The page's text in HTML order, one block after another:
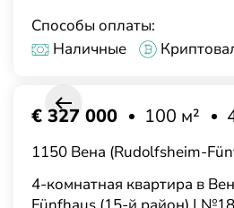
Способы оплаты:
Наличные
4-комнатная квартира в
€ 327 000 100 м²
1150 Вена (Rudolfsheim-